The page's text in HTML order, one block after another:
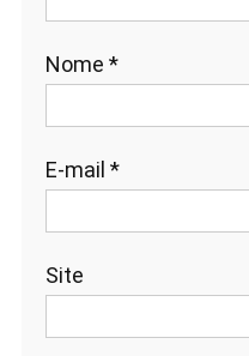
Nome *
E-mail *
Site